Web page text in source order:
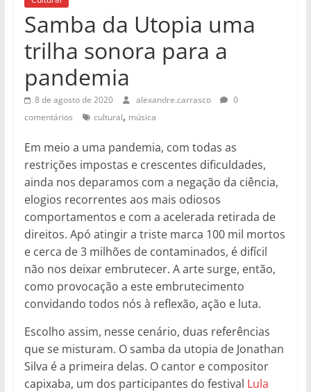
Samba da Utopia uma
trilha sonora para a
pandemia
8 de agosto de 2020 alexandre.carrasco
0
comentários
cultural, música
Em meio a uma pandemia, com todas as
restrições impostas e crescentes dificuldades,
ainda nos deparamos com a negação da ciência,
elogios recorrentes aos mais odiosos
comportamentos e com a acelerada retirada de
direitos. Apó atingir a triste marca 100 mil mortos
e cerca de 3 milhões de contaminados, é difícil
não nos deixar embrutecer. A arte surge, então,
como provocação a este embrutecimento
convidando todos nós à reflexão, ação e luta.
Escolho assim, nesse cenário, duas referências
que se misturam. O samba da utopia de Jonathan
Silva é a primeira delas. O cantor e compositor
capixaba, um dos participantes do festival Lula